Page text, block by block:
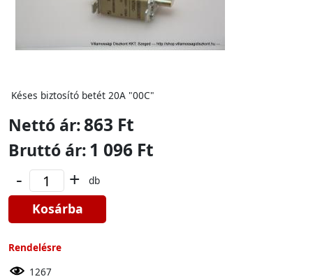
Késes biztosító betét 20A "00C"
Nettó ár:863 Ft
Bruttó ár:1 096 Ft
- + db
Kosárba
Rendelésre
1267